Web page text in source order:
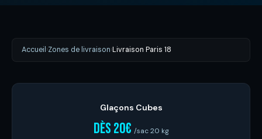
Accueil ›Zones de livraison›Livraison Paris 18
Glaçons Cubes
dès 20€ /sac 20 kg